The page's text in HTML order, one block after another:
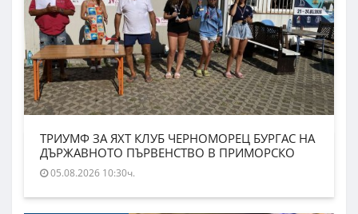
ТРИУМФ ЗА ЯХТ КЛУБ ЧЕРНОМОРЕЦ БУРГАС НА
ДЪРЖАВНОТО ПЪРВЕНСТВО В ПРИМОРСКО
05.08.2026 10:30ч.